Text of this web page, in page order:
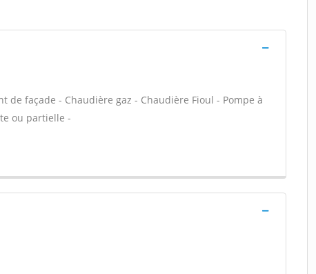
de façade - Chaudière gaz - Chaudière Fioul - Pompe à
ou partielle -